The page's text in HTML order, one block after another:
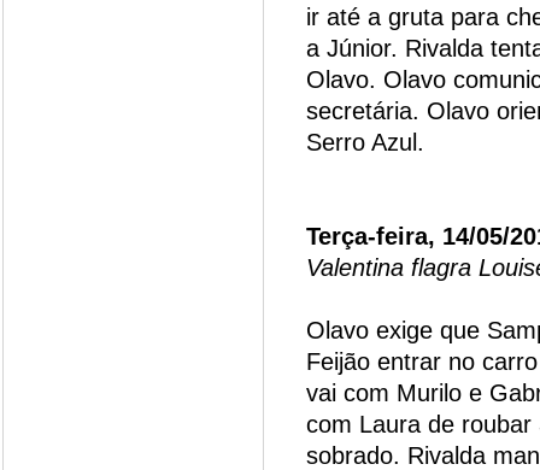
ir até a gruta para
a Júnior. Rivalda
Olavo. Olavo
secretária. Olavo
Serro Azul.
Terça-feira, 14/05/
Valentina flagra
Olavo exige que
Feijão entrar no
vai com Murilo e
com Laura de
sobrado. Rivalda